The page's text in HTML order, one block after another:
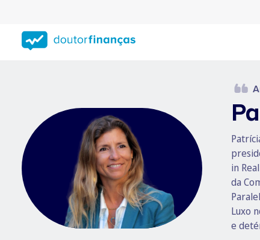
conteúdo
principal
in
da
Luxo
e